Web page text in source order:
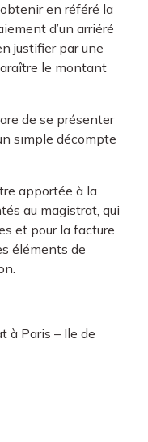
en référé la
d’un arriéré
justifier par une
le montant
de se présenter
simple décompte
apportée à la
au magistrat, qui
et pour la facture
éléments de
à Paris – Ile de